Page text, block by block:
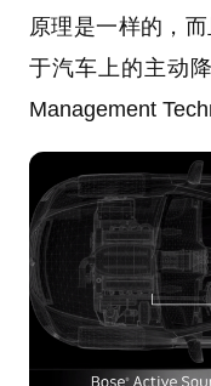
原理是一样的，
于汽车上的主动
Management